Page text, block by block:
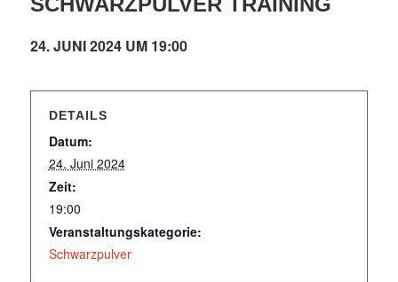
24. JUNI 2024 UM 19:00
DETAILS
Datum:
24. Juni 2024
Zeit:
19:00
Veranstaltungskategorie:
Schwarzpulver